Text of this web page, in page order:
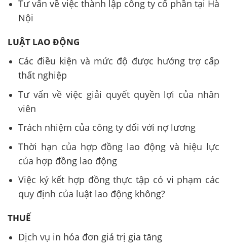
Tư vấn về việc thành lập công ty cổ phần tại Hà
Nội
LUẬT LAO ĐỘNG
Các điều kiện và mức độ được hưởng trợ cấp
thất nghiệp
Tư vấn về việc giải quyết quyền lợi của nhân
viên
Trách nhiệm của công ty đối với nợ lương
Thời hạn của hợp đồng lao động và hiệu lực
của hợp đồng lao động
Việc ký kết hợp đồng thực tập có vi phạm các
quy định của luật lao động không?
THUẾ
Dịch vụ in hóa đơn giá trị gia tăng